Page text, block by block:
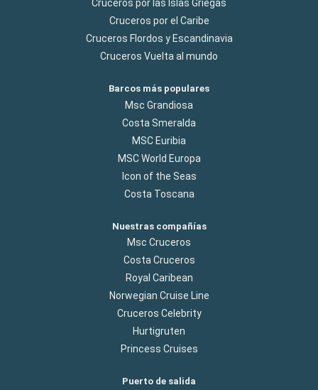
Cruceros por las Islas Griegas
Cruceros por el Caribe
Cruceros Flordos y Escandinavia
Cruceros Vuelta al mundo
Barcos más populares
Msc Grandiosa
Costa Smeralda
MSC Euribia
MSC World Europa
Icon of the Seas
Costa Toscana
Nuestras compañías
Msc Cruceros
Costa Cruceros
Royal Caribean
Norwegian Cruise Line
Cruceros Celebrity
Hurtigruten
Princess Cruises
Puerto de salida